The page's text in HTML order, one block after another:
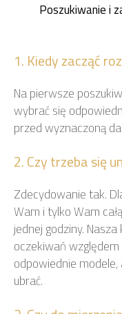
Poszukiwanie i
1. Kiedy zacząć
Na pierwsze
wybrać się
przed wyznaczoną
2. Czy trzeba się
Zdecydowanie tak.
Wam i tylko Wam
jednej godziny.
oczekiwań
odpowiednie
ubrać.